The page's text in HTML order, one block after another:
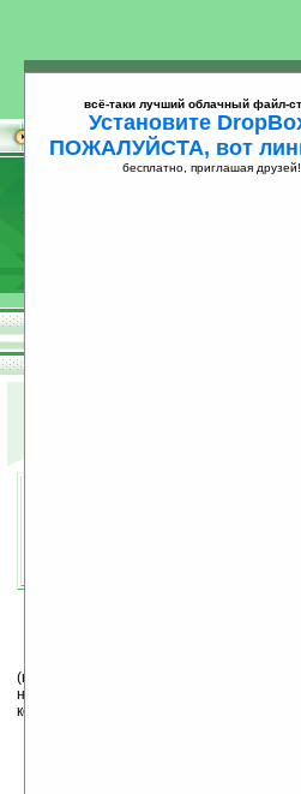
Коммуникатор
Вячеслав
планирует
(на фото), предназначенную для
немного отличаться от KS20.
комиссии по связи США (FCC).
всё-таки лучший облачный файл-
Установите
ПОЖАЛУЙСТА, вот
бесплатно, приглашая друзей!